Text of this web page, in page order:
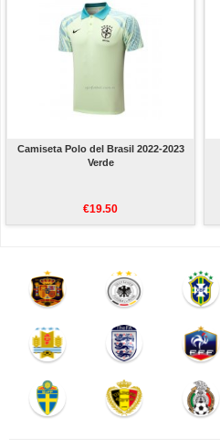
Camiseta Polo del Brasil 2022-2023
Verde
€19.50